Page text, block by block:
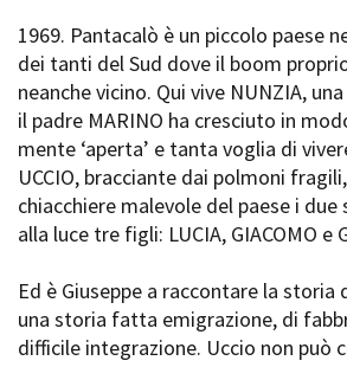
Location scouting
Spazi nella sede FCTP
Sala Casting
Sala Paolo Tenna
FILM FUNDS
Piemonte Film Tv Fund
Piemonte Film Tv
Piemonte Doc Film Fund
Short Film Fund
Festa
Torino
David
1969. Pantacalò è un piccolo paese
dei tanti del Sud dove il boom
neanche vicino. Qui vive NUNZIA,
il padre MARINO ha cresciuto in
mente ‘aperta’ e tanta voglia di
UCCIO, bracciante dai polmoni
chiacchiere malevole del paese i due
alla luce tre figli: LUCIA, GIACOMO e
Ed è Giuseppe a raccontare la storia
una storia fatta emigrazione, di
difficile integrazione. Uccio non può